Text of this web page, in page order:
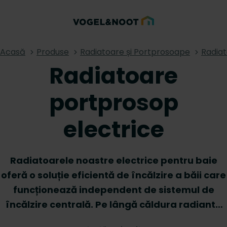
Acasă Produse Radiatoare și Portprosoape
Radiatoare
portprosop
electrice
Radiatoarele noastre electrice pentru baie
oferă o soluție eficientă de încălzire a băii care
funcționează independent de sistemul de
încălzire centrală. Pe lângă căldura radiantă